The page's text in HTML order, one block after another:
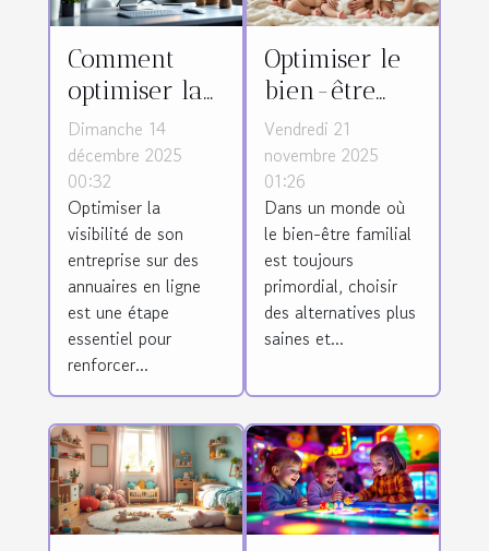
Comment
optimiser la
visibilité de
votre
entreprise
sur des
annuaires en
ligne ?
Dimanche 14
décembre 2025
00:32
Optimiser la
visibilité de son
entreprise sur des
annuaires en ligne
est une étape
essentiel pour
renforcer...
Optimiser le
bien-être
familial avec
des couches
biologiques
sur
abonnement
Vendredi 21
novembre 2025
01:26
Dans un monde où
le bien-être familial
est toujours
primordial, choisir
des alternatives plus
saines et...